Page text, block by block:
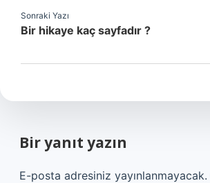
Sonraki Yazı
Bir hikaye kaç sayfadır ?
Bir yanıt yazın
E-posta adresiniz yayınlanmayacak.